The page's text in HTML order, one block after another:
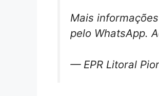
Mais
pelo WhatsApp.
— EPR Litoral